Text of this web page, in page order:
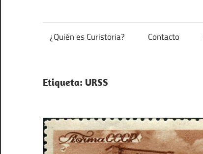
anécdotas
de
¿Quién es Curistoria? Contacto
Etiqueta: URSS